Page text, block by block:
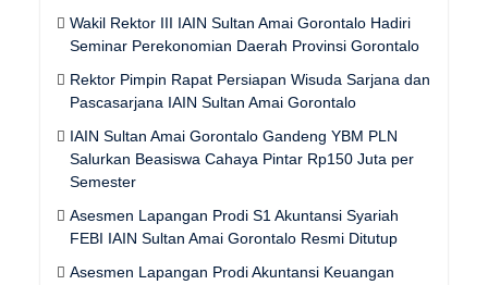
Wakil Rektor III IAIN Sultan Amai Gorontalo Hadiri
Seminar Perekonomian Daerah Provinsi Gorontalo
Rektor Pimpin Rapat Persiapan Wisuda Sarjana dan
Pascasarjana IAIN Sultan Amai Gorontalo
IAIN Sultan Amai Gorontalo Gandeng YBM PLN
Salurkan Beasiswa Cahaya Pintar Rp150 Juta per
Semester
Asesmen Lapangan Prodi S1 Akuntansi Syariah
FEBI IAIN Sultan Amai Gorontalo Resmi Ditutup
Asesmen Lapangan Prodi Akuntansi Keuangan